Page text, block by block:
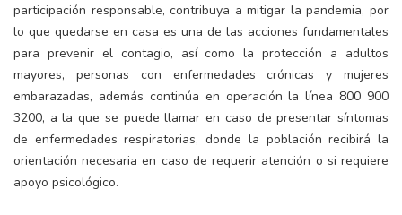
participación responsable, contribuya a mitigar la pandemia, por
lo que quedarse en casa es una de las acciones fundamentales
para prevenir el contagio, así como la protección a adultos
mayores, personas con enfermedades crónicas y mujeres
embarazadas, además continúa en operación la línea 800 900
3200, a la que se puede llamar en caso de presentar síntomas
de enfermedades respiratorias, donde la población recibirá la
orientación necesaria en caso de requerir atención o si requiere
apoyo psicológico.